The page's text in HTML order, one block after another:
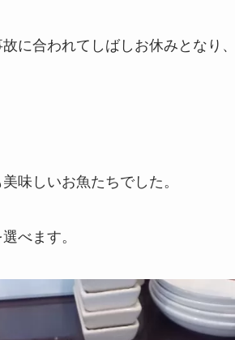
に合われてしばしお休みとなり
味しいお魚たちでした。
べます。